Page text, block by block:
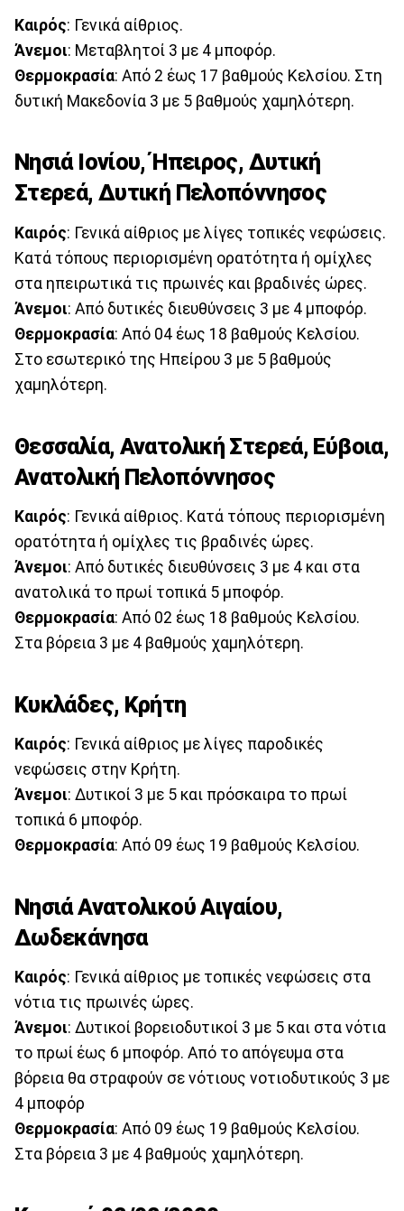
Καιρός: Γενικά αίθριος.
Άνεμοι: Μεταβλητοί 3 με 4 μποφόρ.
Θερμοκρασία: Από 2 έως 17 βαθμούς Κελσίου. Στη
δυτική Μακεδονία 3 με 5 βαθμούς χαμηλότερη.
Νησιά Ιονίου, Ήπειρος, Δυτική
Στερεά, Δυτική Πελοπόννησος
Καιρός: Γενικά αίθριος με λίγες τοπικές νεφώσεις.
Κατά τόπους περιορισμένη ορατότητα ή ομίχλες
στα ηπειρωτικά τις πρωινές και βραδινές ώρες.
Άνεμοι: Από δυτικές διευθύνσεις 3 με 4 μποφόρ.
Θερμοκρασία: Από 04 έως 18 βαθμούς Κελσίου.
Στο εσωτερικό της Ηπείρου 3 με 5 βαθμούς
χαμηλότερη.
Θεσσαλία, Ανατολική Στερεά, Εύβοια,
Ανατολική Πελοπόννησος
Καιρός: Γενικά αίθριος. Κατά τόπους περιορισμένη
ορατότητα ή ομίχλες τις βραδινές ώρες.
Άνεμοι: Από δυτικές διευθύνσεις 3 με 4 και στα
ανατολικά το πρωί τοπικά 5 μποφόρ.
Θερμοκρασία: Από 02 έως 18 βαθμούς Κελσίου.
Στα βόρεια 3 με 4 βαθμούς χαμηλότερη.
Κυκλάδες, Κρήτη
Καιρός: Γενικά αίθριος με λίγες παροδικές
νεφώσεις στην Κρήτη.
Άνεμοι: Δυτικοί 3 με 5 και πρόσκαιρα το πρωί
τοπικά 6 μποφόρ.
Θερμοκρασία: Από 09 έως 19 βαθμούς Κελσίου.
Νησιά Ανατολικού Αιγαίου,
Δωδεκάνησα
Καιρός: Γενικά αίθριος με τοπικές νεφώσεις στα
νότια τις πρωινές ώρες.
Άνεμοι: Δυτικοί βορειοδυτικοί 3 με 5 και στα νότια
το πρωί έως 6 μποφόρ. Από το απόγευμα στα
βόρεια θα στραφούν σε νότιους νοτιοδυτικούς 3 με
4 μποφόρ
Θερμοκρασία: Από 09 έως 19 βαθμούς Κελσίου.
Στα βόρεια 3 με 4 βαθμούς χαμηλότερη.